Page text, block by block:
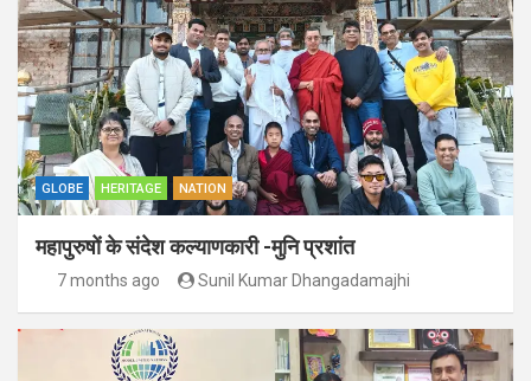
GLOBE HERITAGE NATION
महापुरुषों के संदेश कल्याणकारी -मुनि प्रशांत
7 months ago Sunil Kumar Dhangadamajhi